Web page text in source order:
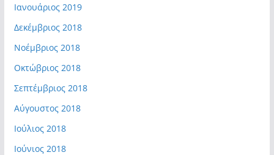
Ιανουάριος 2019
Δεκέμβριος 2018
Νοέμβριος 2018
Οκτώβριος 2018
Σεπτέμβριος 2018
Αύγουστος 2018
Ιούλιος 2018
Ιούνιος 2018